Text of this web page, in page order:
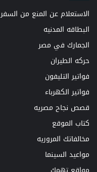
الاستعلام عن المنع من السفر
البطاقه المدنيه
الجمارك في مصر
حركه الطيران
فواتير التليفون
فواتير الكهرباء
قصص نجاح مصريه
كتاب الموقع
مخالفاتك المروريه
مواعيد السينما